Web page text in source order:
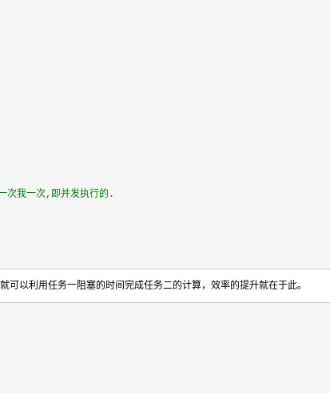
次我一次,即并发执行的.
以利用任务一阻塞的时间完成任务二的计算，效率的提升就在于此。